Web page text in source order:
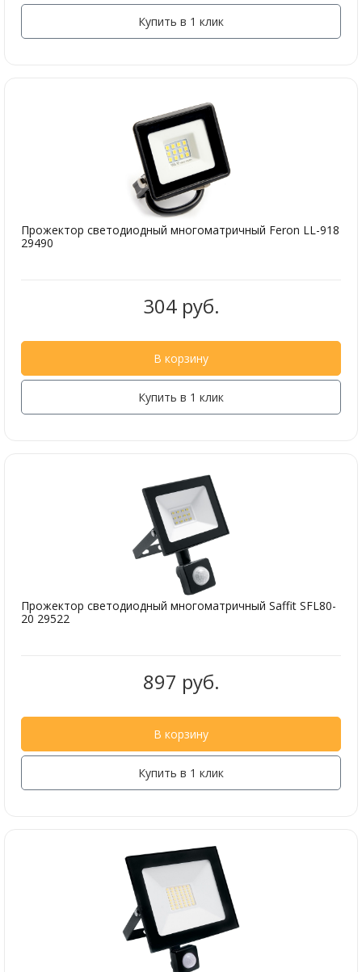
Купить в 1 клик
Прожектор светодиодный многоматричный Feron LL-918
29490
304 руб.
В корзину
Купить в 1 клик
Прожектор светодиодный многоматричный Saffit SFL80-
20 29522
897 руб.
В корзину
Купить в 1 клик